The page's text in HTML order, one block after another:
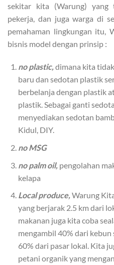
sekitar kita (Warung) yang
pekerja, dan juga warga di
pemahaman lingkungan itu,
bisnis model dengan prinsip :
no plastic,dimana kita
baru dan sedotan plastik
berbelanja dengan plastik
plastik. Sebagai ganti
menyediakan sedotan
Kidul, DIY.
no MSG
no palm oil, pengolahan
kelapa
Local produce,Warung
yang berjarak 2.5 km dari
makanan juga kita coba
mengambil 40% dari
60% dari pasar lokal. Kita
petani organik yang